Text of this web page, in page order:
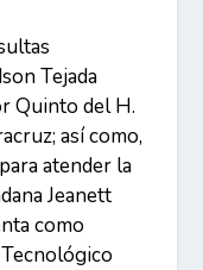
Tejada
Quinto del H.
así como,
atender la
Jeanett
como